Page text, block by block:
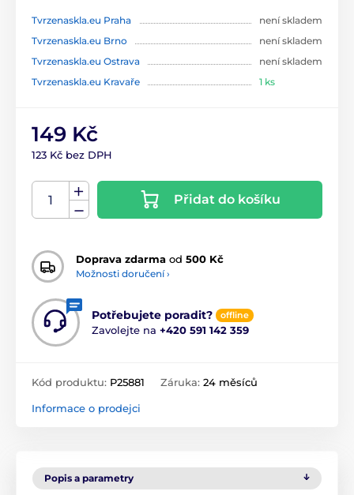
Tvrzenaskla.eu Praha
není skladem
Tvrzenaskla.eu Brno
není skladem
Tvrzenaskla.eu Ostrava
není skladem
Tvrzenaskla.eu Kravaře
1 ks
149 Kč
123 Kč bez DPH
Přidat do košíku
Doprava zdarma od 500 Kč
Možnosti doručení ›
Potřebujete poradit? offline
Zavolejte na +420 591 142 359
Kód produktu: P25881 Záruka: 24 měsíců
Informace o prodejci
Popis a parametry